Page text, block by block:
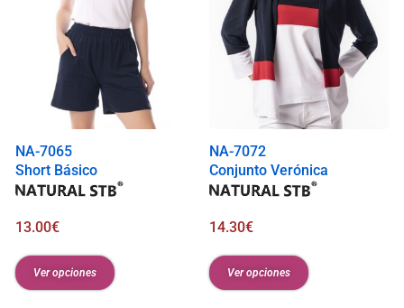
NA-7065
Short Básico
13.00€
Ver opciones
NA-7072
Conjunto Verónica
14.30€
Ver opciones